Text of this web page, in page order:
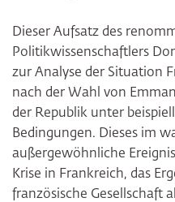
Dieser Aufsatz des
Politikwissenschaftlers
zur Analyse der Situation
nach der Wahl von
der Republik unter
Bedingungen. Dieses im
außergewöhnliche
Krise in Frankreich, das
französische Gesellschaft